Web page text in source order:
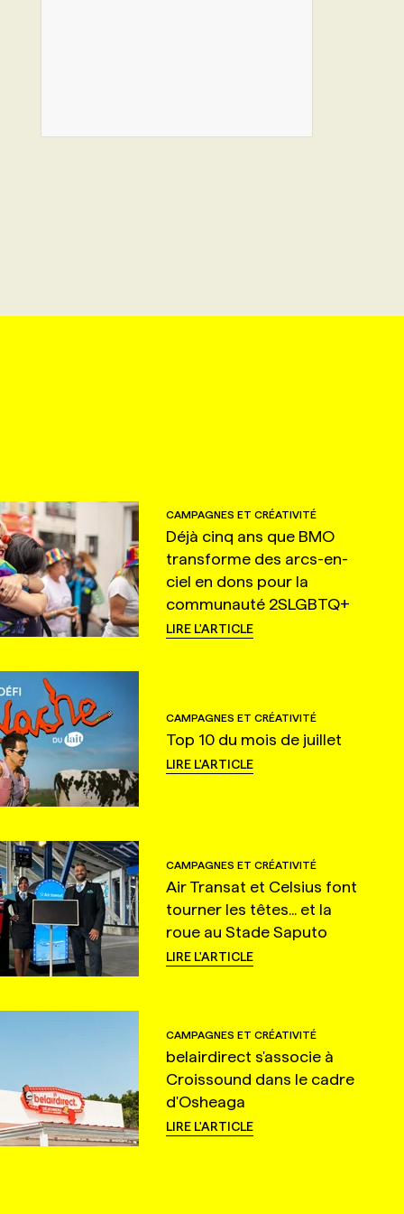
CAMPAGNES ET CRÉATIVITÉ
Déjà cinq ans que BMO
transforme des arcs-en-
ciel en dons pour la
communauté 2SLGBTQ+
LIRE L'ARTICLE
CAMPAGNES ET CRÉATIVITÉ
Top 10 du mois de juillet
LIRE L'ARTICLE
CAMPAGNES ET CRÉATIVITÉ
Air Transat et Celsius font
tourner les têtes... et la
roue au Stade Saputo
LIRE L'ARTICLE
CAMPAGNES ET CRÉATIVITÉ
belairdirect s'associe à
Croissound dans le cadre
d'Osheaga
LIRE L'ARTICLE